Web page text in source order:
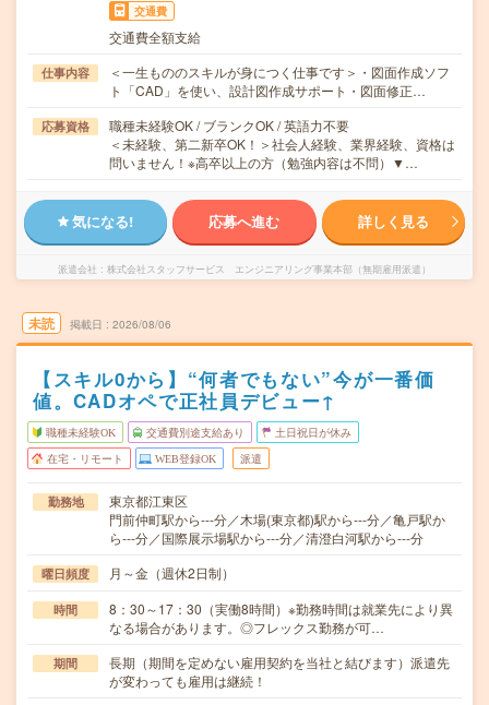
交通費
交通費全額支給
仕事内容
＜一生もののスキルが身につく仕事です＞・図面作成ソフ
ト「CAD」を使い、設計図作成サポート・図面修正…
応募資格
職種未経験OK / ブランクOK / 英語力不要
＜未経験、第二新卒OK！＞社会人経験、業界経験、資格は
問いません！※高卒以上の方（勉強内容は不問）▼…
気になる! 応募へ進む 詳しく見る
派遣会社 株式会社スタッフサービス エンジニアリング事業本部（無期雇用派遣）
未読 掲載日 2026/08/06
【スキル0から】“何者でもない”今が一番価
値。CADオペで正社員デビュー↑
職種未経験OK 交通費別途支給あり 土日祝日が休み
在宅・リモート WEB登録OK 派遣
勤務地
東京都江東区
門前仲町駅から---分／木場(東京都)駅から---分／亀戸駅か
ら---分／国際展示場駅から---分／清澄白河駅から---分
曜日頻度 月～金（週休2日制）
時間
8：30～17：30（実働8時間）※勤務時間は就業先により異
なる場合があります。◎フレックス勤務が可…
期間
長期（期間を定めない雇用契約を当社と結びます）派遣先
が変わっても雇用は継続！